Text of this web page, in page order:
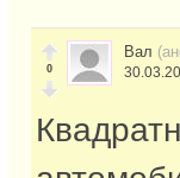
0
Вал